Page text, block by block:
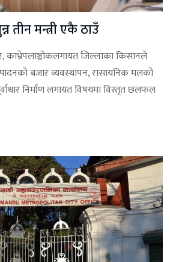
तीन मन्त्री एकै ठाउँ
काभ्रेपलाञ्चोकलगायत जिल्लाका किसानले
बजार व्यवस्थापन, रासायनिक मलको
निर्माण लगायत विषयमा विस्तृत छलफल